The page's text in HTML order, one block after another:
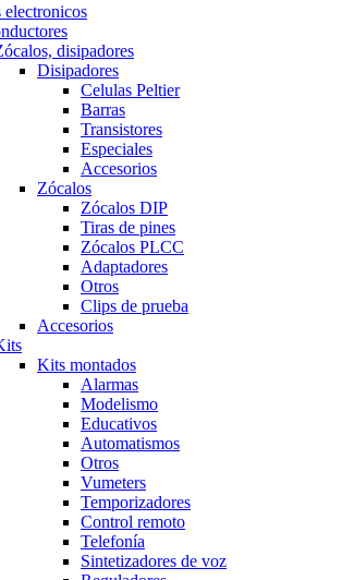
electronicos
disipadores
Disipadores
Celulas Peltier
Barras
Transistores
Especiales
Accesorios
Zócalos
Zócalos DIP
Tiras de pines
Zócalos PLCC
Adaptadores
Otros
Clips de prueba
Accesorios
Kits montados
Alarmas
Modelismo
Educativos
Automatismos
Otros
Vumeters
Temporizadores
Control remoto
Telefonía
Sintetizadores de voz